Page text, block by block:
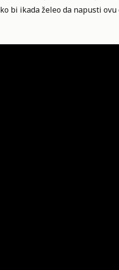
bi ikada želeo da napusti ovu